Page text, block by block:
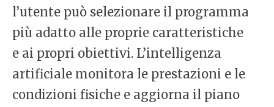
l’utente può selezionare il programma
più adatto alle proprie caratteristiche
e ai propri obiettivi. L’intelligenza
artificiale monitora le prestazioni e le
condizioni fisiche e aggiorna il piano